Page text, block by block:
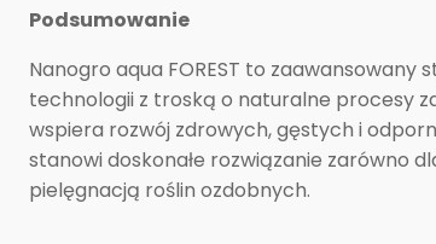
Podsumowanie
Nanogro aqua FOREST to
technologii z troską o naturalne procesy
wspiera rozwój zdrowych, gęstych i
stanowi doskonałe rozwiązanie zarówno
pielęgnacją roślin ozdobnych.